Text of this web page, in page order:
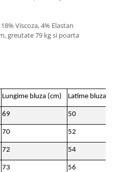
Viscoza, 4% Elastan
greutate 79 kg si poarta
Lungime bluza (cm) Latime bluza
69 50
70 52
72 54
73 56